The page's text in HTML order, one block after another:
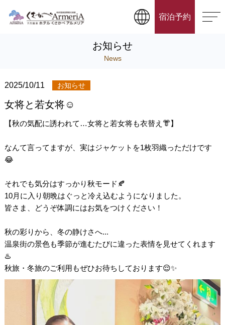
宿泊予約
お知らせ
News
2025/10/11 お知らせ
女将と若女将☺
【秋の気配に誘われて…女将と若女将も衣替え👘】
なんて言ってますが、実はジャケットを1枚羽織っただけです
😂
それでも気分はすっかり秋モード🍂
10月に入り朝晩はぐっと冷え込むようになりました。
皆さま、どうぞ体調にはお気をつけください！
秋の彩りから、冬の静けさへ...
温泉街の景色も季節が進むたびに違った表情を見せてくれます
♨️
秋旅・冬旅のご利用もぜひお待ちしております😌✨